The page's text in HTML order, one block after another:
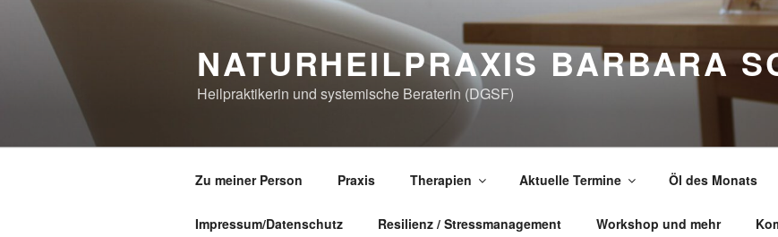
springen
NATURHEILPRAXIS BARBARA
Heilpraktikerin und systemische Beraterin (DGSF)
Zu meiner Person Praxis Therapien Aktuelle Termine Öl des Monats
Impressum/Datenschutz Resilienz / Stressmanagement Workshop und mehr